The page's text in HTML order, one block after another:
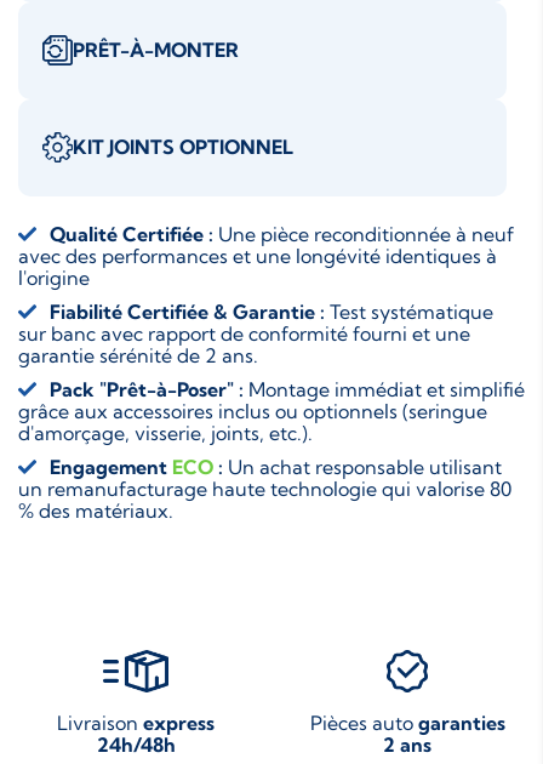
PRÊT-À-MONTER
KIT JOINTS OPTIONNEL
Qualité Certifiée : Une pièce reconditionnée à neuf
avec des performances et une longévité identiques à
l'origine
Fiabilité Certifiée & Garantie : Test systématique
sur banc avec rapport de conformité fourni et une
garantie sérénité de 2 ans.
Pack "Prêt-à-Poser" : Montage immédiat et simplifié
grâce aux accessoires inclus ou optionnels (seringue
d'amorçage, visserie, joints, etc.).
Engagement ECO : Un achat responsable utilisant
un remanufacturage haute technologie qui valorise 80
% des matériaux.
Livraison express
24h/48h
Pièces auto garanties
2 ans